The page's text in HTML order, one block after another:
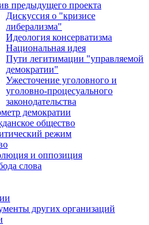
предыдущего проекта
Дискуссия о "кризисе
либерализма"
Идеология консерватизма
Национальная идея
Пути легитимации "управляемой
демократии"
Ужесточение уголовного и
уголовно-процесуального
законодательства
демократии
общество
режим
и оппозиция
слова
других организаций